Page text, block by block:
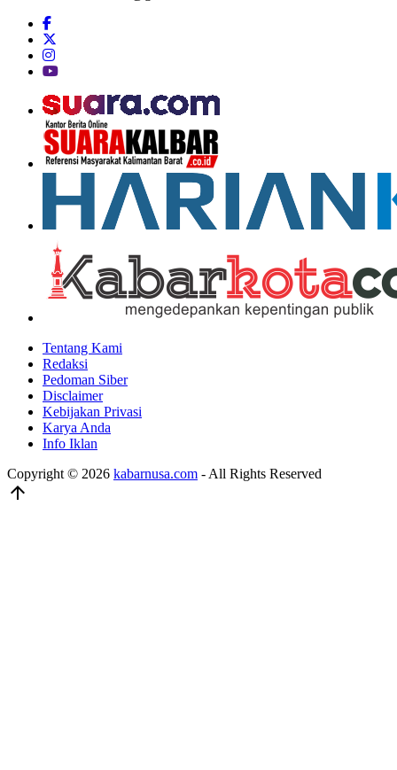
Tentang Kami
Redaksi
Pedoman Siber
Disclaimer
Kebijakan Privasi
Karya Anda
Info Iklan
Copyright © 2026 kabarnusa.com - All Rights Reserved
arrow_upward